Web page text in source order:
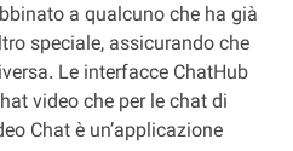
a qualcuno che ha già
speciale, assicurando che
Le interfacce ChatHub
video che per le chat di
Chat è un’applicazione